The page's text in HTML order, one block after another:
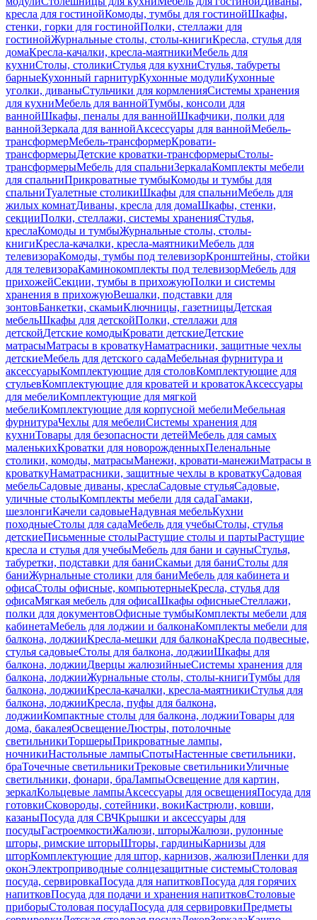
кресла для гостинойКомоды, тумбы для гостинойШкафы,
стенки, горки для гостинойПолки, стеллажи для
гостинойЖурнальные столы, столы-книгиКресла, стулья для
домаКресла-качалки, кресла-маятникиМебель для
кухниСтолы, столикиСтулья для кухниСтулья, табуреты
барныеКухонный гарнитурКухонные модулиКухонные
уголки, диваныСтульчики для кормленияСистемы хранения
для кухниМебель для ваннойТумбы, консоли для
ваннойШкафы, пеналы для ваннойШкафчики, полки для
ваннойЗеркала для ваннойАксессуары для ваннойМебель-
трансформерМебель-трансформерКровати-
трансформерыДетские кроватки-трансформерыСтолы-
трансформерыМебель для спальниЗеркалаКомплекты мебели
для спальниПрикроватные тумбыКомоды и тумбы для
спальниТуалетные столикиШкафы для спальниМебель для
жилых комнатДиваны, кресла для домаШкафы, стенки,
секцииПолки, стеллажи, системы храненияСтулья,
креслаКомоды и тумбыЖурнальные столы, столы-
книгиКресла-качалки, кресла-маятникиМебель для
телевизораКомоды, тумбы под телевизорКронштейны, стойки
для телевизораКаминокомплекты под телевизорМебель для
прихожейСекции, тумбы в прихожуюПолки и системы
хранения в прихожуюВешалки, подставки для
зонтовБанкетки, скамьиКлючницы, газетницыДетская
мебельШкафы для детскойПолки, стеллажи для
детскойДетские комодыКровати детскиеДетские
матрасыМатрасы в кроваткуНаматрасники, защитные чехлы
детскиеМебель для детского садаМебельная фурнитура и
аксессуарыКомплектующие для столовКомплектующие для
стульевКомплектующие для кроватей и кроватокАксессуары
для мебелиКомплектующие для мягкой
мебелиКомплектующие для корпусной мебелиМебельная
фурнитураЧехлы для мебелиСистемы хранения для
кухниТовары для безопасности детейМебель для самых
маленькихКроватки для новорожденныхПеленальные
столики, комоды, матрасыМанежи, кровати-манежиМатрасы в
кроваткуНаматрасники, защитные чехлы в кроваткуСадовая
мебельСадовые диваны, креслаСадовые стульяСадовые,
уличные столыКомплекты мебели для садаГамаки,
шезлонгиКачели садовыеНадувная мебельКухни
походныеСтолы для садаМебель для учебыСтолы, стулья
детскиеПисьменные столыРастущие столы и партыРастущие
кресла и стулья для учебыМебель для бани и сауныСтулья,
табуретки, подставки для баниСкамьи для баниСтолы для
баниЖурнальные столики для баниМебель для кабинета и
офисаСтолы офисные, компьютерныеКресла, стулья для
офисаМягкая мебель для офисаШкафы офисныеСтеллажи,
полки для документовОфисные тумбыКомплекты мебели для
кабинетаМебель для лоджии и балконаКомплекты мебели для
балкона, лоджииКресла-мешки для балконаКресла подвесные,
стулья садовыеСтолы для балкона, лоджииШкафы для
балкона, лоджииДверцы жалюзийныеСистемы хранения для
балкона, лоджииЖурнальные столы, столы-книгиТумбы для
балкона, лоджииКресла-качалки, кресла-маятникиСтулья для
балкона, лоджииКресла, пуфы для балкона,
лоджииКомпактные столы для балкона, лоджииТовары для
дома, бакалеяОсвещениеЛюстры, потолочные
светильникиТоршерыПрикроватные лампы,
ночникиНастольные лампыСпотыНастенные светильники,
браТочечные светильникиТрековые светильникиУличные
светильники, фонари, браЛампыОсвещение для картин,
зеркалКольцевые лампыАксессуары для освещенияПосуда для
готовкиСковороды, сотейники, вокиКастрюли, ковши,
казаныПосуда для СВЧКрышки и аксессуары для
посудыГастроемкостиЖалюзи, шторыЖалюзи, рулонные
шторы, римские шторыШторы, гардиныКарнизы для
шторКомплектующие для штор, карнизов, жалюзиПленки для
оконЭлектроприводные солнцезащитные системыСтоловая
посуда, сервировкаПосуда для напитковПосуда для горячих
напитковПосуда для подачи и хранения напитковСтоловые
приборыСтоловая посудаПосуда для сервировкиПредметы